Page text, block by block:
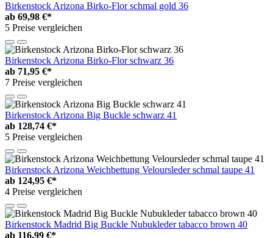
Birkenstock Arizona Birko-Flor schmal gold 36
ab 69,98 €*
5 Preise vergleichen
Birkenstock Arizona Birko-Flor schwarz 36
ab 71,95 €*
7 Preise vergleichen
Birkenstock Arizona Big Buckle schwarz 41
ab 128,74 €*
5 Preise vergleichen
Birkenstock Arizona Weichbettung Veloursleder schmal taupe 41
ab 124,95 €*
4 Preise vergleichen
Birkenstock Madrid Big Buckle Nubukleder tabacco brown 40
ab 116,99 €*